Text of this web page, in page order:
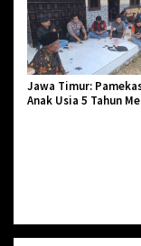
Jawa Timur:
Anak Usia 5 Tahun